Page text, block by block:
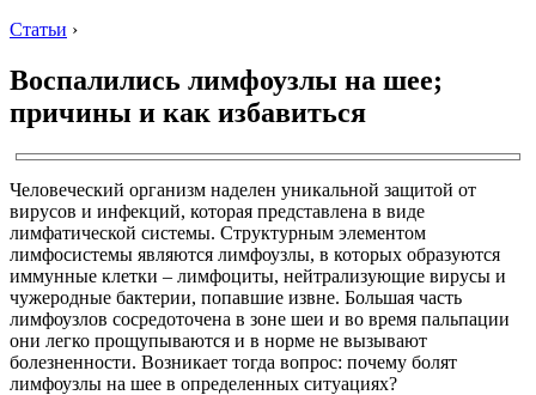
Статьи ›
Воспалились лимфоузлы на шее;
причины и как избавиться
Человеческий организм наделен уникальной защитой от
вирусов и инфекций, которая представлена в виде
лимфатической системы. Структурным элементом
лимфосистемы являются лимфоузлы, в которых образуются
иммунные клетки – лимфоциты, нейтрализующие вирусы и
чужеродные бактерии, попавшие извне. Большая часть
лимфоузлов сосредоточена в зоне шеи и во время пальпации
они легко прощупываются и в норме не вызывают
болезненности. Возникает тогда вопрос: почему болят
лимфоузлы на шее в определенных ситуациях?